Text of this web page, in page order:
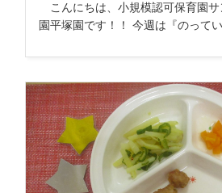
こんにちは、小規模認可保育園サ
園平塚園です！！ 今週は『のって